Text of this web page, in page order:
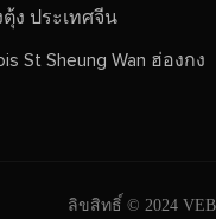
ง ประเทศจีน
St Sheung Wan ฮ่องกง
ลิขสิทธิ์ © 2024